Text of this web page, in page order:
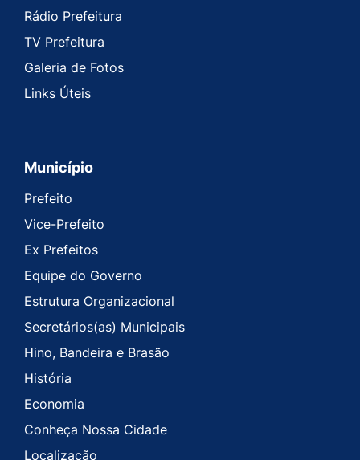
Rádio Prefeitura
TV Prefeitura
Galeria de Fotos
Links Úteis
Município
Prefeito
Vice-Prefeito
Ex Prefeitos
Equipe do Governo
Estrutura Organizacional
Secretários(as) Municipais
Hino, Bandeira e Brasão
História
Economia
Conheça Nossa Cidade
Localização